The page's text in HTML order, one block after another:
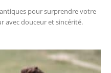
pour surprendre votre
avec douceur et sincérité.